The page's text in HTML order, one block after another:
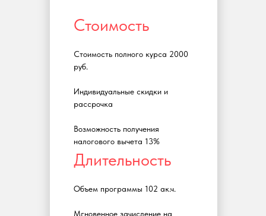
Стоимость
Длительность
Стоимость полного курса 2000
руб.
Индивидуальные скидки и
рассрочка
Возможность получения
налогового вычета 13%
Объем программы 102 ак.ч.
Мгновенное зачисление на